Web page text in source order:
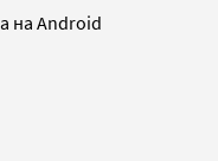
на Android